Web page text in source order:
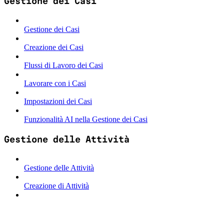
Gestione dei Casi
Creazione dei Casi
Flussi di Lavoro dei Casi
Lavorare con i Casi
Impostazioni dei Casi
Funzionalità AI nella Gestione dei Casi
Gestione delle Attività
Gestione delle Attività
Creazione di Attività